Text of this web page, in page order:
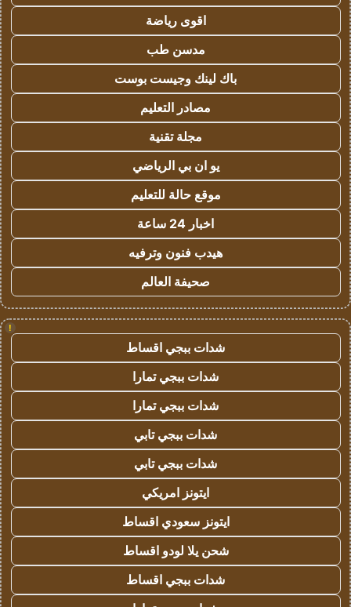
اقوى رياضة
مدسن طب
باك لينك وجيست بوست
مصادر التعليم
مجلة تقنية
يو ان بي الرياضي
موقع حالة للتعليم
اخبار 24 ساعة
هيدب فنون وترفيه
صحيفة العالم
!
شدات ببجي اقساط
شدات ببجي تمارا
شدات ببجي تمارا
شدات ببجي تابي
شدات ببجي تابي
ايتونز امريكي
ايتونز سعودي اقساط
شحن يلا لودو اقساط
شدات ببجي اقساط